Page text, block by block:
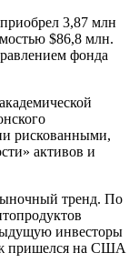
3,87 млн
$86,8 млн.
фонда
рискованными,
активов и
тренд. По
инвесторы
пришелся на США